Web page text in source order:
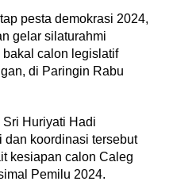
pesta demokrasi 2024,
gelar silaturahmi
calon legislatif
di Paringin Rabu
Huriyati Hadi
dan koordinasi tersebut
kesiapan calon Caleg
Pemilu 2024.